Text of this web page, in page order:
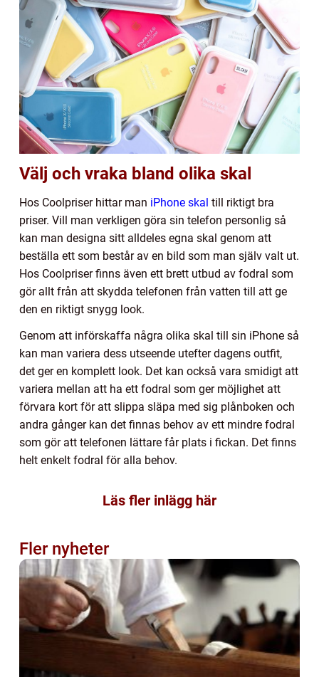
Välj och vraka bland olika skal
Hos Coolpriser hittar man iPhone skal till riktigt bra
priser. Vill man verkligen göra sin telefon personlig så
kan man designa sitt alldeles egna skal genom att
beställa ett som består av en bild som man själv valt ut.
Hos Coolpriser finns även ett brett utbud av fodral som
gör allt från att skydda telefonen från vatten till att ge
den en riktigt snygg look.
Genom att införskaffa några olika skal till sin iPhone så
kan man variera dess utseende utefter dagens outfit,
det ger en komplett look. Det kan också vara smidigt att
variera mellan att ha ett fodral som ger möjlighet att
förvara kort för att slippa släpa med sig plånboken och
andra gånger kan det finnas behov av ett mindre fodral
som gör att telefonen lättare får plats i fickan. Det finns
helt enkelt fodral för alla behov.
Läs fler inlägg här
Fler nyheter